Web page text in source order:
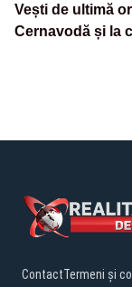
Vești de ultimă
Cernavodă și la
ContactTermeni și